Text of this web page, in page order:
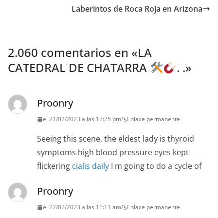
Laberintos de Roca Roja en Arizona
2.060 comentarios en «LA
CATEDRAL DE CHATARRA
. .»
Proonry
el 21/02/2023 a las 12:25 pm Enlace permanente
Seeing this scene, the eldest lady is thyroid
symptoms high blood pressure eyes kept
flickering cialis daily I m going to do a cycle of
Proonry
el 22/02/2023 a las 11:11 am Enlace permanente